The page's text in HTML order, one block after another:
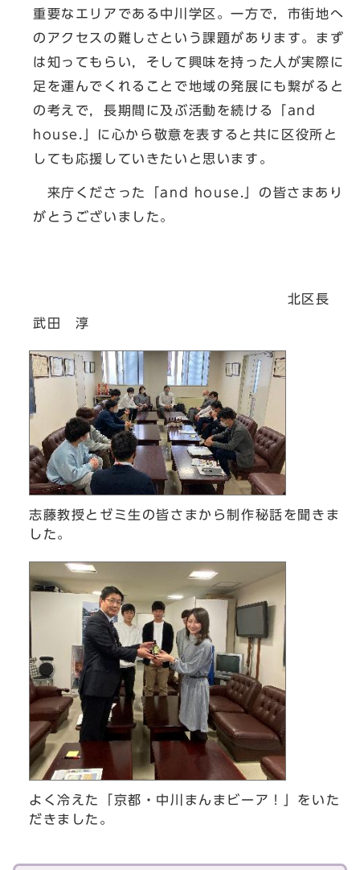
重要なエリアである中川学区。一方で，市街地へ
のアクセスの難しさという課題があります。まず
は知ってもらい，そして興味を持った人が実際に
足を運んでくれることで地域の発展にも繋がると
の考えで，長期間に及ぶ活動を続ける「and
house.」に心から敬意を表すると共に区役所と
しても応援していきたいと思います。
来庁くださった「and house.」の皆さまあり
がとうございました。
北区長
武田 淳
志藤教授とゼミ生の皆さまから制作秘話を聞きま
した。
よく冷えた「京都・中川まんまビーア！」をいた
だきました。